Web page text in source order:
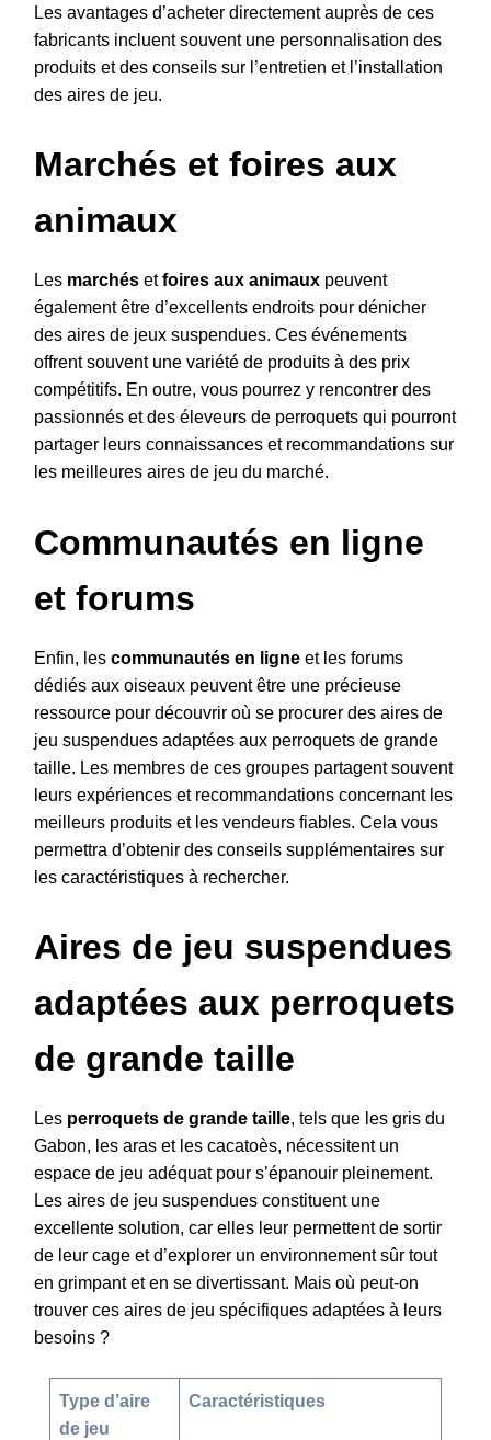
Les avantages d’acheter directement auprès de ces
fabricants incluent souvent une personnalisation des
produits et des conseils sur l’entretien et l’installation
des aires de jeu.
Marchés et foires aux
animaux
Les marchés etfoires aux animaux peuvent
également être d’excellents endroits pour dénicher
des aires de jeux suspendues. Ces événements
offrent souvent une variété de produits à des prix
compétitifs. En outre, vous pourrez y rencontrer des
passionnés et des éleveurs de perroquets qui pourront
partager leurs connaissances et recommandations sur
les meilleures aires de jeu du marché.
Communautés en ligne
et forums
Enfin, les communautés en ligne et les forums
dédiés aux oiseaux peuvent être une précieuse
ressource pour découvrir où se procurer des aires de
jeu suspendues adaptées aux perroquets de grande
taille. Les membres de ces groupes partagent souvent
leurs expériences et recommandations concernant les
meilleurs produits et les vendeurs fiables. Cela vous
permettra d’obtenir des conseils supplémentaires sur
les caractéristiques à rechercher.
Aires de jeu suspendues
adaptées aux perroquets
de grande taille
Les perroquets de grande taille, tels que les gris du
Gabon, les aras et les cacatoès, nécessitent un
espace de jeu adéquat pour s’épanouir pleinement.
Les aires de jeu suspendues constituent une
excellente solution, car elles leur permettent de sortir
de leur cage et d’explorer un environnement sûr tout
en grimpant et en se divertissant. Mais où peut-on
trouver ces aires de jeu spécifiques adaptées à leurs
besoins ?
Type d’aire
de jeu
Caractéristiques